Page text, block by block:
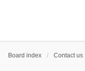
Board index Contact us